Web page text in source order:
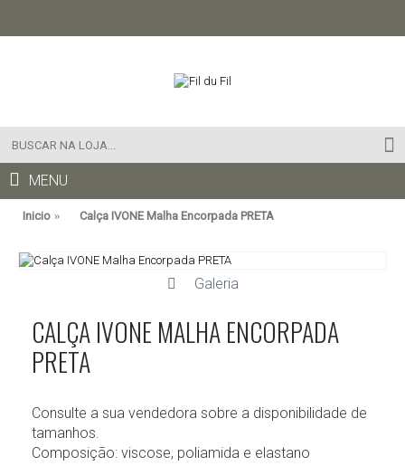
MENU
Inicio Calça IVONE Malha Encorpada PRETA
Galeria
CALÇA IVONE MALHA ENCORPADA
PRETA
Consulte a sua vendedora sobre a disponibilidade de
tamanhos.
Composição: viscose, poliamida e elastano